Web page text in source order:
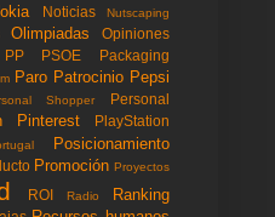
Noticias
Nutscaping
Olimpiadas Opiniones
PP PSOE Packaging
Paro Patrocinio Pepsi
Shopper
Personal
Pinterest
PlayStation
Posicionamiento
Promoción Proyectos
ROI Radio Ranking